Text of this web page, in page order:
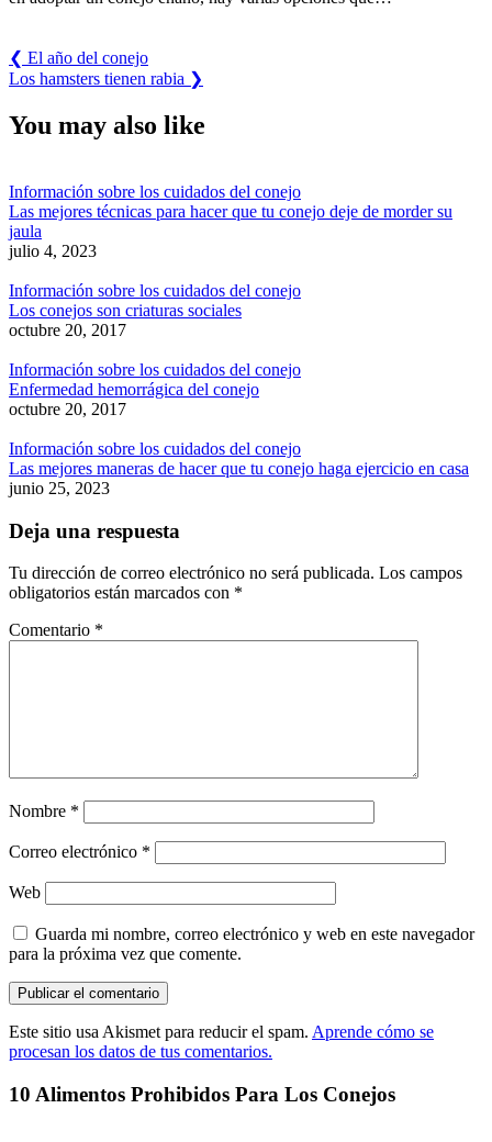
❮ Previous
Post:
El año del conejo
Next
Los hamsters tienen rabia ❯
You may also like
Información sobre los cuidados del conejo
Las mejores técnicas para hacer que tu conejo deje de morder su
jaula
julio 4, 2023
Información sobre los cuidados del conejo
Los conejos son criaturas sociales
octubre 20, 2017
Información sobre los cuidados del conejo
Enfermedad hemorrágica del conejo
octubre 20, 2017
Información sobre los cuidados del conejo
Las mejores maneras de hacer que tu conejo haga ejercicio en casa
junio 25, 2023
Deja una respuesta
Tu dirección de correo electrónico no será publicada. Los campos
obligatorios están marcados con *
Comentario *
Nombre *
Correo electrónico *
Web
Guarda mi nombre, correo electrónico y web en este navegador
para la próxima vez que comente.
Este sitio usa Akismet para reducir el spam. Aprende cómo se
procesan los datos de tus comentarios.
10 Alimentos Prohibidos Para Los Conejos